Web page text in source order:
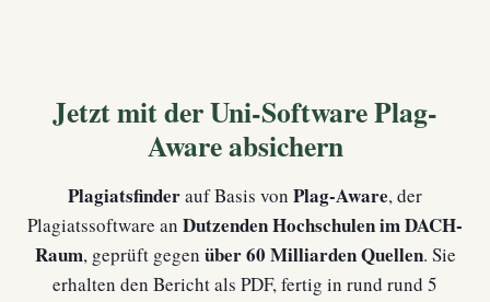
Jetzt mit der Uni-Software Plag-
Aware absichern
Plagiatsfinderauf Basis von Plag-Aware, der
Plagiatssoftware an Dutzenden Hochschulen im DACH-
Raum, geprüft gegen über 60 Milliarden Quellen. Sie
erhalten den Bericht als PDF, fertig in rund rund 5